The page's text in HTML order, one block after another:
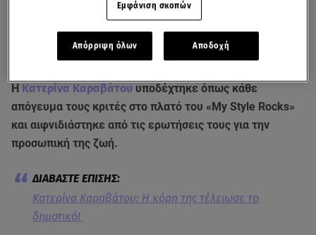
Η Κατερίνα Καραβάτου υποδέχτηκε όπως κάθε
απόγευμα τους κριτές στο πλατό του «My Style Rocks»
και αιφνιδιάστηκε από τις ερωτήσεις τους για την
προσωπική της ζωή.
Κατερίνα Καραβάτου: Η κόρη της τέλειωσε το
δημοτικό!
Εμφάνιση σκοπών
Απόρριψη όλων Αποδοχή